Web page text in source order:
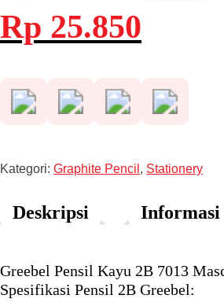
Harga
aslinya
adalah:
Rp 25.850ini
Kategori: Graphite Pencil , Stationery
Deskripsi Informasi
Greebel Pensil Kayu 2B 7013
Spesifikasi Pensil 2B Greebel: